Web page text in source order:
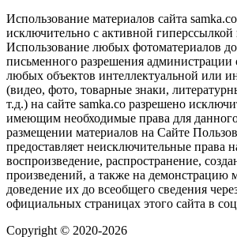
Использование материалов сайта
исключительно с активной
Использование любых фотоматериалов
письменного разрешения администрации
любых объектов интеллектуальной или
(видео, фото, товарные знаки,
т.д.) на сайте samka.co разрешено
имеющим необходимые права для
размещении материалов на Сайте
предоставляет неисключительные права
воспроизведение, распространение,
произведений, а также на демонстрацию
доведение их до всеобщего сведения
официальных страницах этого сайта в
Copyright © 2020-2026